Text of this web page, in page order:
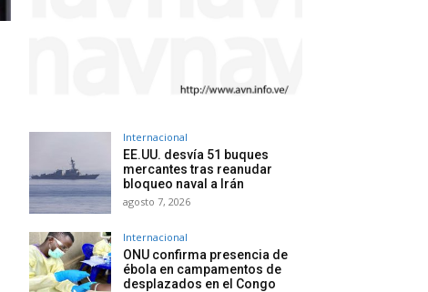
Internacional
EE.UU. desvía 51 buques
mercantes tras reanudar
bloqueo naval a Irán
agosto 7, 2026
Internacional
ONU confirma presencia de
ébola en campamentos de
desplazados en el Congo